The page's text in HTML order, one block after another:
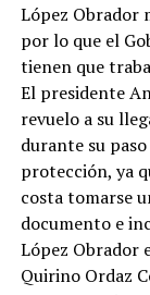
López Obrador
por lo que el
tienen que
El presidente
revuelo a su
durante su
protección, ya
costa tomarse
documento e
López Obrador
Quirino Ordaz